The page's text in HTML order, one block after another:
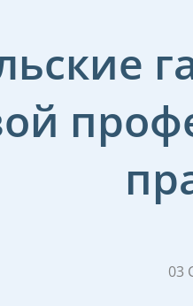
03